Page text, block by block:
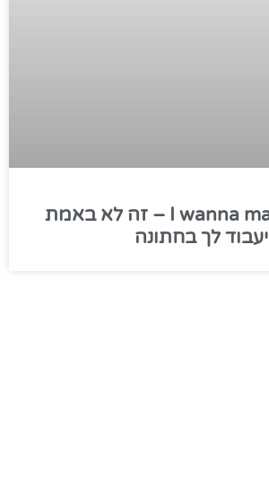
I wanna make a toast – זה לא באמת
יעבוד לך בחתונה